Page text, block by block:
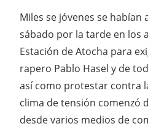
Miles se jóvenes se
sábado por la tarde en los
Estación de Atocha para
rapero Pablo Hasel y de
así como protestar contra
clima de tensión comenzó
desde varios medios de